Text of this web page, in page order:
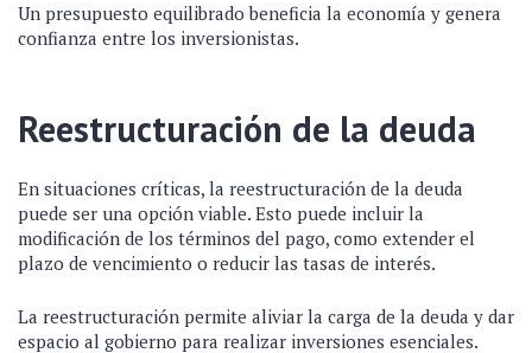
Un presupuesto equilibrado beneficia la economía y genera
confianza entre los inversionistas.
Reestructuración de la deuda
En situaciones críticas, la reestructuración de la deuda
puede ser una opción viable. Esto puede incluir la
modificación de los términos del pago, como extender el
plazo de vencimiento o reducir las tasas de interés.
La reestructuración permite aliviar la carga de la deuda y dar
espacio al gobierno para realizar inversiones esenciales.